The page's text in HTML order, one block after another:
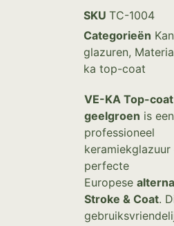
SKU TC-1004
Categorieën
glazuren,
ka top-coat
VE-KA Top-coat
geelgroen is een
professioneel
keramiekglazuur
perfecte
Europese
Stroke & Coat.